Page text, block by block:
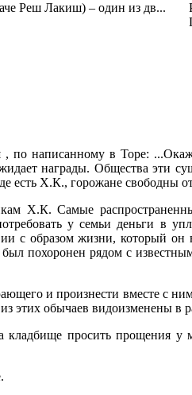
Реш Лакиш) – один из дв...
, по написанному в Торе:
награды. Общества эти
есть Х.К., горожане свободны
Х.К. Самые
у семьи деньги в
с образом жизни, который
похоронен рядом с
и произнести вместе с
этих обычаев видоизменены в
просить прощения у